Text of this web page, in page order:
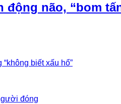
động não, “bom
biết xấu hổ”
đóng